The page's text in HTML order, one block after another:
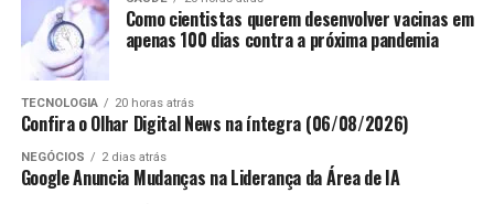
DeepMind, da qual ele é fundador e presidente-
executivo.
“Sempre acreditei que a principal aplicação da IA ​​
deveria ser a melhoria da saúde humana”, disse ele. “É
hora de a IA provar seu valor inequívoco para o mundo,
e que melhor maneira de demonstrar isso do que ajudar
pela Universidade Autónoma de Lisboa.
Como cientistas querem desenvolver vacinas em
apenas 100 dias contra a próxima pandemia
TECNOLOGIA 20 horas atrás
Confira o Olhar Digital News na íntegra (06/08/2026)
NEGÓCIOS 2 dias atrás
Google Anuncia Mudanças na Liderança da Área de IA